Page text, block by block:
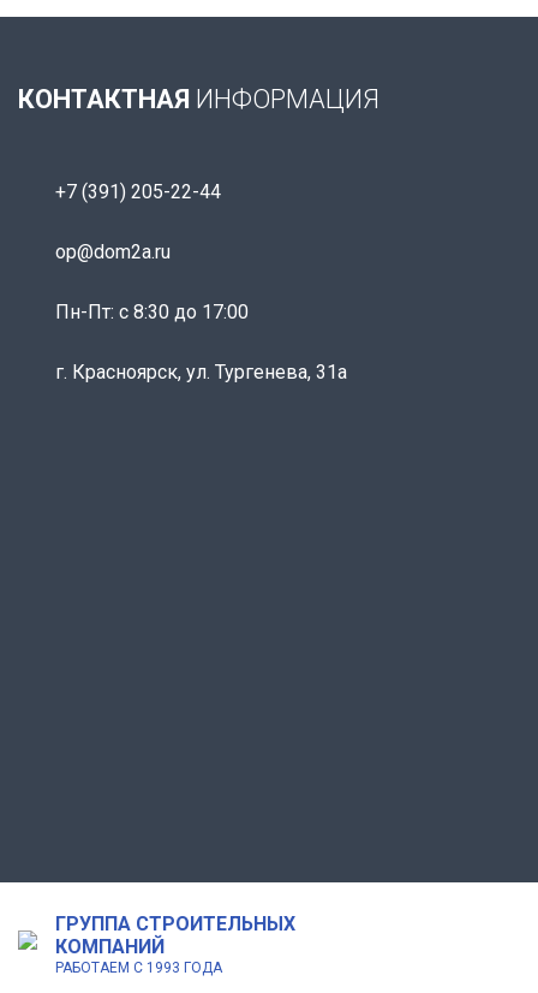
КОНТАКТНАЯ ИНФОРМАЦИЯ
+7 (391) 205-22-44
op@dom2a.ru
Пн-Пт: c 8:30 до 17:00
г. Красноярск, ул. Тургенева, 31а
ГРУППА СТРОИТЕЛЬНЫХ
КОМПАНИЙ
РАБОТАЕМ С 1993 ГОДА